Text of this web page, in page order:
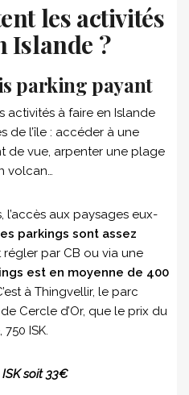
les activités
Islande ?
parking payant
activités à faire en Islande
de l’île : accéder à une
de vue, arpenter une plage
volcan…
aux paysages eux-
parkings sont assez
régler par CB ou via une
est en moyenne de 400
à Thingvellir, le parc
Cercle d’Or, que le prix du
ISK.
soit 33€